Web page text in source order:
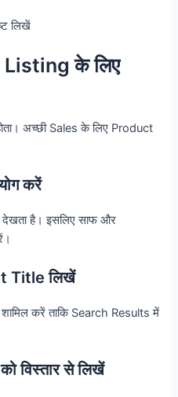
लिखें
के लिए
अच्छी Sales के लिए Product
करें
है। इसलिए साफ और
Title लिखें
करें ताकि Search Results में
विस्तार से लिखें